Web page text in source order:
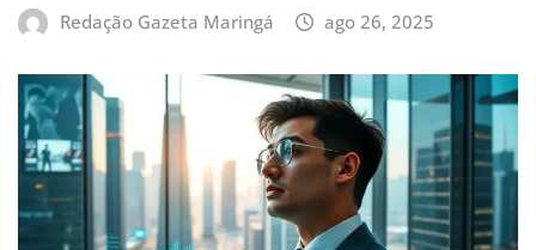
Redação Gazeta Maringá ago 26, 2025